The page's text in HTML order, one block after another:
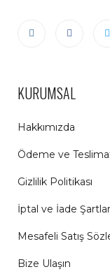
KURUMSAL
Hakkımızda
Ödeme ve
Gizlilik Politikası
İptal ve İade
Mesafeli Satış
Bize Ulaşın